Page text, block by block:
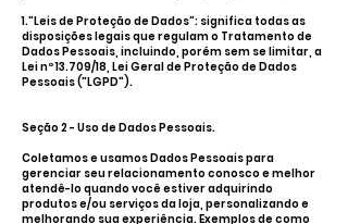
1."Leis de Proteção de Dados": significa todas as
disposições legais que regulam o Tratamento de
Dados Pessoais, incluindo, porém sem se limitar, a
Lei nº 13.709/18, Lei Geral de Proteção de Dados
Pessoais ("LGPD").
Seção 2 - Uso de Dados Pessoais.
Coletamos e usamos Dados Pessoais para
gerenciar seu relacionamento conosco e melhor
atendê-lo quando você estiver adquirindo
produtos e/ou serviços da loja, personalizando e
melhorando sua experiência. Exemplos de como